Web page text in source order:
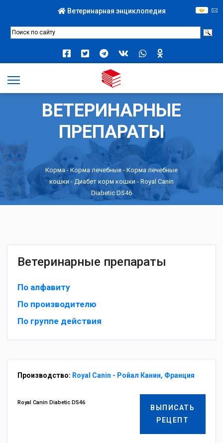
Ветеринарная энциклопедия
ВЕТЕРИНАРНЫЕ
ПРЕПАРАТЫ
Корма - Корма лечебные - Корма лечебные
кошки - Диабет корм кошки - Royal Canin
Diabetic DS46
Ветеринарные препараты
По алфавиту
По производителю
По группе действия
Производство: Royal Canin - Ройал Канин, Франция
ВЫПИСАТЬ
РЕЦЕПТ
Royal Canin Diabetic DS46